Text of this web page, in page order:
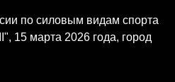
по силовым видам спорта
марта 2026 года, город